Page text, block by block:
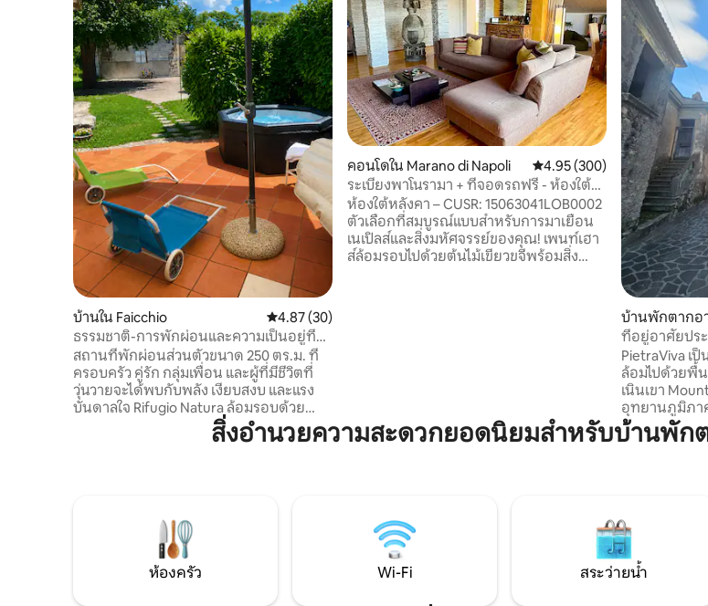
บ้านใน Faicchio คะแนนเฉลี่ย 4.87 จาก 5, 30 รีวิว
4.87 (30)
ธรรมชาติ-การพักผ่อนและความเป็นอยู่ที่ดี
ในชนบท
สถานที่พักผ่อนส่วนตัวขนาด 250 ตร.ม. ที่
ครอบครัว คู่รัก กลุ่มเพื่อน และผู้ที่มีชีวิตที่
วุ่นวายจะได้พบกับพลัง เงียบสงบ และแรง
บันดาลใจ Rifugio Natura ล้อมรอบด้วย
ต้นไม้เขียวขจี มีห้องนอนขนาดใหญ่ 3 ห้อง
ห้องนั่งเล่นกว้างขวางที่สว่าง ห้องครัวขนาด
- หน้ากากและชาสมุนไพร - ภาพวาด
พระอาทิตย์ตก - ผ่อนคลาย
คอนโดใน Marano di Napoli คะแนนเฉลี่ย 4.95 จาก 5, 300
4.95 (300)
ระเบียงพาโนรามา + ที่จอดรถฟรี - ห้องใต้
หลังคา
ห้องใต้หลังคา – CUSR: 15063041LOB0002
ตัวเลือกที่สมบูรณ์แบบสำหรับการมาเยือน
เนเปิลส์และสิ่งมหัศจรรย์ของคุณ! เพนท์เฮา
ส์ล้อมรอบไปด้วยต้นไม้เขียวขจีพร้อมสิ่ง
บ้านพักตากอ
ที่อยู่อาศัยปร
PietraViva เ
ล้อมไปด้วยพื้
เนินเขา
อุทยานภูมิภา
การปรับปรุง
โบราณที่มีอา
ที่โดดเด่นในร
บูรณะแล้วด้วย
สิ่งอำนวยความสะดวกยอดนิยมสำหรับบ้านพักต
ห้องครัว Wi-Fi สระว่ายน้ำ